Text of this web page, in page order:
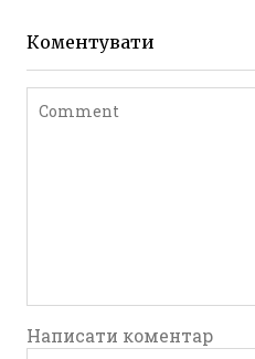
Коментувати
Написати коментар